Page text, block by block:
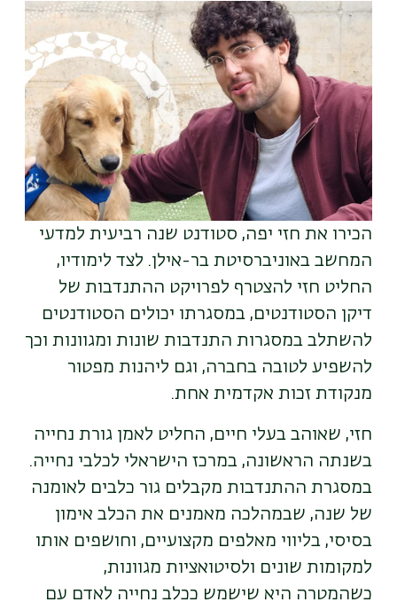
תמונה
הכירו את חזי יפה, סטודנט שנה רביעית למדעי
המחשב באוניברסיטת בר-אילן. לצד לימודיו,
החליט חזי להצטרף לפרויקט ההתנדבות של
דיקן הסטודנטים, במסגרתו יכולים הסטודנטים
להשתלב במסגרות התנדבות שונות ומגוונות וכך
להשפיע לטובה בחברה, וגם ליהנות מפטור
מנקודת זכות אקדמית אחת.
חזי, שאוהב בעלי חיים, החליט לאמן גורת נחייה
בשנתה הראשונה, במרכז הישראלי לכלבי נחייה.
במסגרת ההתנדבות מקבלים גור כלבים לאומנה
של שנה, שבמהלכה מאמנים את הכלב אימון
בסיסי, בליווי מאלפים מקצועיים, וחושפים אותו
למקומות שונים ולסיטואציות מגוונות,
כשהמטרה היא שישמש ככלב נחייה לאדם עם